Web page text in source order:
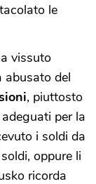
le
vissuto
abusato del
, piuttosto
per la
i soldi da
oppure li
ricorda